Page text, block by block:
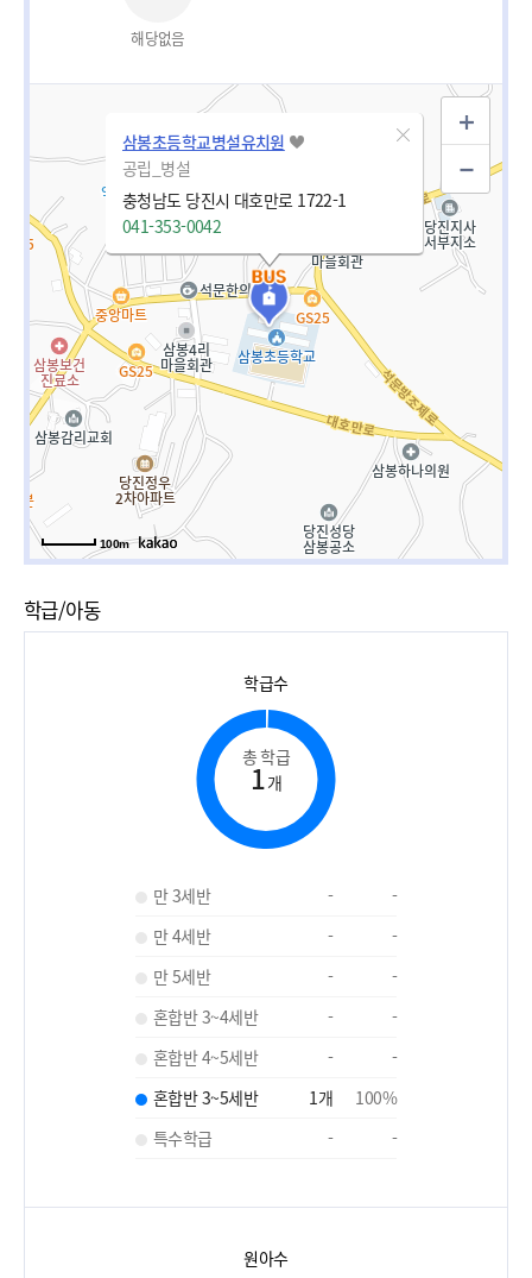
해당없음
삼봉초등학교병설유치원
공립_병설
충청남도 당진시 대호만로 1722-1
041-353-0042
100m
학급/아동
학급수
총 학급
1개
만 3세반 -
-
만 4세반
-
-
만 5세반
-
-
혼합반 3~4세반
-
-
혼합반 4~5세반
-
-
혼합반 3~5세반
1개 100%
특수학급
- -
원아수